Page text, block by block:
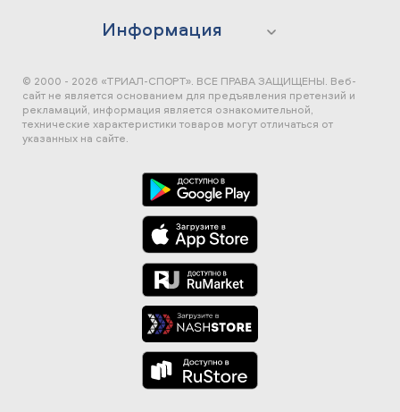
Информация
© 2000 - 2026 «ТРИАЛ-СПОРТ». ВСЕ ПРАВА ЗАЩИЩЕНЫ. Веб-
сайт не является основанием для предъявления претензий и
рекламаций, информация является ознакомительной,
технические характеристики товаров могут отличаться от
указанных на сайте.